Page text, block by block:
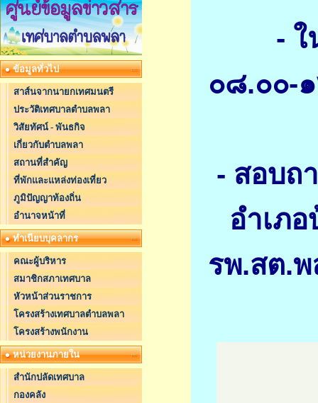
ข้อมูลทั่วไป
สาส์นจากนายกเทศมนตรี
ประวัติเทศบาลตำบลพลา
วิสัยทัศน์ - พันธกิจ
เกี่ยวกับตำบลพลา
สถานที่สำคัญ
ที่พักและแหล่งท่องเที่ยว
ภูมิปัญญาท้องถิ่น
อำนาจหน้าที่
ทำเนียบบุคลากร
คณะผู้บริหาร
สมาชิกสภาเทศบาล
หัวหน้าส่วนราชการ
โครงสร้างเทศบาลตำบลพลา
โครงสร้างพนักงาน
หน่วยงานภายใน
สำนักปลัดเทศบาล
กองคลัง
-
๐๘.๐๐-
- สอบถ
อำเภ
รพ.สต.